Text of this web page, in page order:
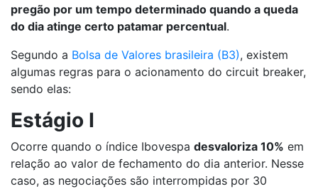
pregão por um tempo determinado quando a queda
do dia atinge certo patamar percentual.
Segundo a Bolsa de Valores brasileira (B3), existem
algumas regras para o acionamento do circuit breaker,
sendo elas:
Estágio I
Ocorre quando o índice Ibovespa desvaloriza 10% em
relação ao valor de fechamento do dia anterior. Nesse
caso, as negociações são interrompidas por 30